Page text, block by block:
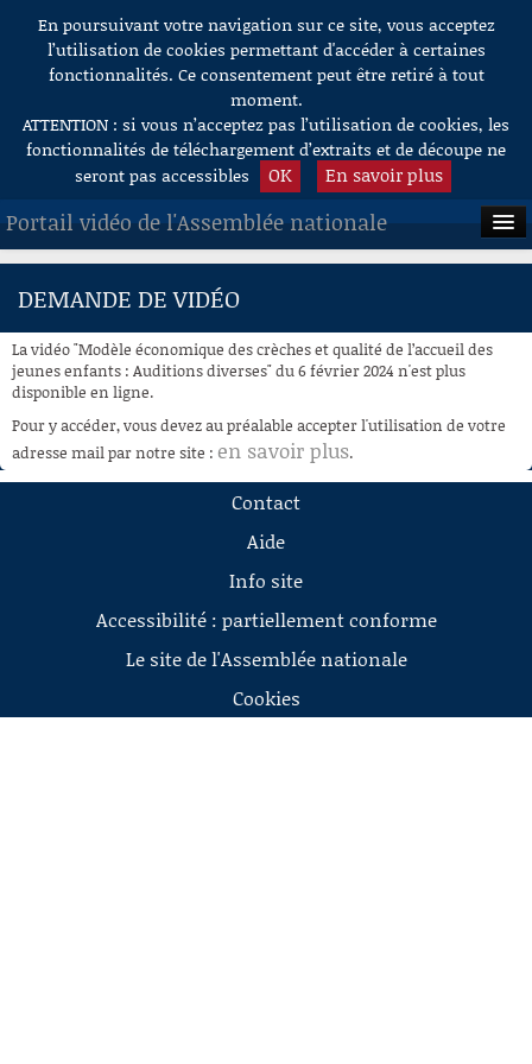
Aller au contenu
En poursuivant votre navigation sur ce site, vous acceptez
l’utilisation de cookies permettant d'accéder à certaines
fonctionnalités. Ce consentement peut être retiré à tout
moment.
ATTENTION : si vous n’acceptez pas l’utilisation de cookies, les
fonctionnalités de téléchargement d’extraits et de découpe ne
seront pas accessibles
OK En savoir plus
Portail vidéo de l'Assemblée nationale
ACCUEIL
À LA DEMANDE
RECHERCHE
AIDE À LA DÉCOUPE
DE VIDÉOS
DEMANDE DE VIDÉO
La vidéo "Modèle économique des crèches et qualité de l’accueil des
jeunes enfants : Auditions diverses" du 6 février 2024 n'est plus
disponible en ligne.
Pour y accéder, vous devez au préalable accepter l'utilisation de votre
adresse mail par notre site : en savoir plus.
Contact
Aide
Info site
Accessibilité : partiellement conforme
Le site de l'Assemblée nationale
Cookies